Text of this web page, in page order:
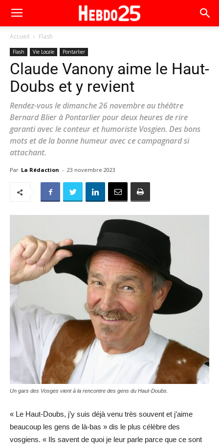
Accueil Flash
Flash Vie Locale Pontarlier
Claude Vanony aime le Haut-
Doubs et y revient
Rendez-vous le dimanche 26 novembre au théâtre
Bernard Blier à Pontarlier pour deux heures de rire
garanti avec le conteur et humoriste Vosgien. Des bons
mots et de la bonne humeur avec ce campagnard si
attachant.
Par La Rédaction - 23 novembre 2023
Un gars des Vosges vient à la rencontre des gens du Haut-Doubs.
« Le Haut-Doubs, j’y suis déjà venu très souvent et j’aime
beaucoup les gens de là-bas » dis le plus célèbre des
vosgiens. « Ils savent de quoi je leur parle parce que ce sont